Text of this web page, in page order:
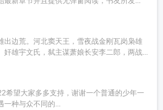
出边荒。河北窦天王，雪夜战金刚瓦岗枭雄
奸雄宇文氏，弑主谋萧娘长安李二郎，两战...
希望大家多多支持，谢谢一个普通的少年一
一种与众不同的...